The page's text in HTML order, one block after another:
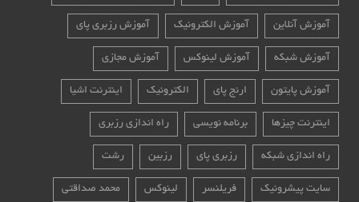
آموزش آنلاین آموزش الکترونیک آموزش رزبری پای
آموزش شبکه آموزش لینوکس آموزش مجازی
آموزش پایتون ارنج پای الکترونیک اینترنت اشیا
اینترنت چیزها برنامه نویسی راه اندازی رزبری
راه اندازی شبکه رزبری پای رزبین رشت
سایت پیشرونیک فریلنسر لینوکس محمد صداقتی